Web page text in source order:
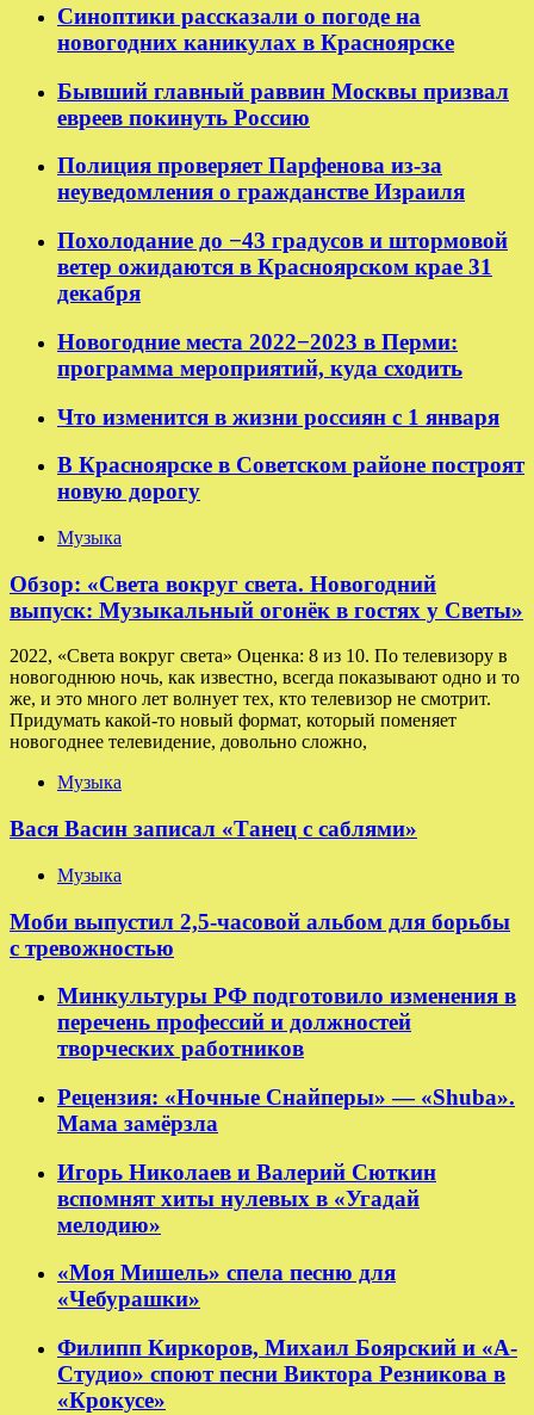
Синоптики рассказали о погоде на
новогодних каникулах в Красноярске
Бывший главный раввин Москвы призвал
евреев покинуть Россию
Полиция проверяет Парфенова из-за
неуведомления о гражданстве Израиля
Похолодание до −43 градусов и штормовой
ветер ожидаются в Красноярском крае 31
декабря
Новогодние места 2022−2023 в Перми:
программа мероприятий, куда сходить
Что изменится в жизни россиян с 1 января
В Красноярске в Советском районе построят
новую дорогу
Музыка
Обзор: «Света вокруг света. Новогодний
выпуск: Музыкальный огонёк в гостях у Светы»
2022, «Света вокруг света» Оценка: 8 из 10. По телевизору в
новогоднюю ночь, как известно, всегда показывают одно и то
же, и это много лет волнует тех, кто телевизор не смотрит.
Придумать какой-то новый формат, который поменяет
новогоднее телевидение, довольно сложно,
Музыка
Вася Васин записал «Танец с саблями»
Музыка
Моби выпустил 2,5-часовой альбом для борьбы
с тревожностью
Минкультуры РФ подготовило изменения в
перечень профессий и должностей
творческих работников
Рецензия: «Ночные Снайперы» — «Shuba».
Мама замёрзла
Игорь Николаев и Валерий Сюткин
вспомнят хиты нулевых в «Угадай
мелодию»
«Моя Мишель» спела песню для
«Чебурашки»
Филипп Киркоров, Михаил Боярский и «А-
Студио» споют песни Виктора Резникова в
«Крокусе»